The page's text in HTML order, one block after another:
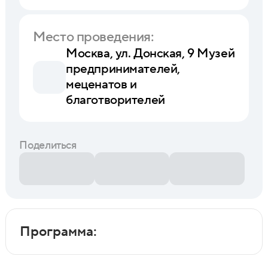
Место проведения:
Москва, ул. Донская, 9 Музей
предпринимателей,
меценатов и
благотворителей
Поделиться
Программа: